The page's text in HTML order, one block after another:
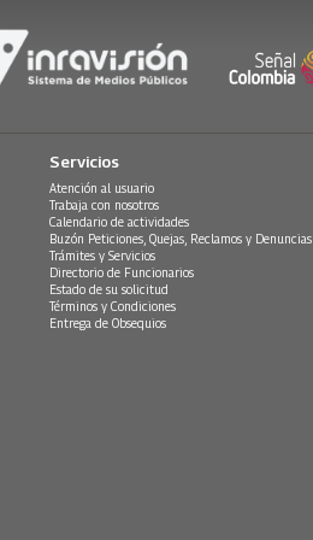
Servicios
Atención al usuario
Trabaja con nosotros
Calendario de actividades
Buzón Peticiones, Quejas, Reclamos y Denuncias
Trámites y Servicios
Directorio de Funcionarios
Estado de su solicitud
Términos y Condiciones
Entrega de Obsequios